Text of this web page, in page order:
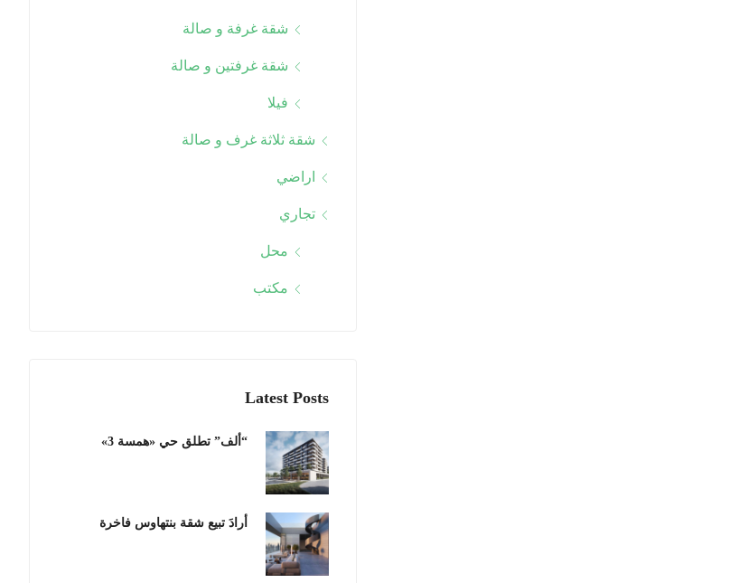
شقة غرفة و صالة
شقة غرفتين و صالة
فيلا
شقة ثلاثة غرف و صالة
اراضي
تجاري
محل
مكتب
Latest Posts
“ألف” تطلق حي «همسة 3»
أرادَ تبيع شقة بنتهاوس فاخرة